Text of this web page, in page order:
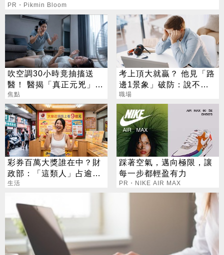
PR・Pikmin Bloom
吹空調30小時竟抽搐送
醫！ 醫揭「真正元兇」：
不是冷氣
焦點
考上頂大就贏？ 他見「路
邊1景象」破防：說不清
的挫敗感
職場
彩券百萬大獎誰在中？財
政部：「這類人」占逾6
成
生活
踩著空氣，邁向極限，讓
每一步都輕盈有力
PR・NIKE AIR MAX